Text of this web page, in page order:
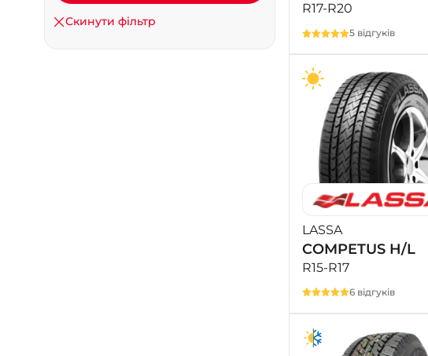
Скинути фільтр
R17-R20
5 відгуків
LASSA
COMPETUS H/L
R15-R17
6 відгуків